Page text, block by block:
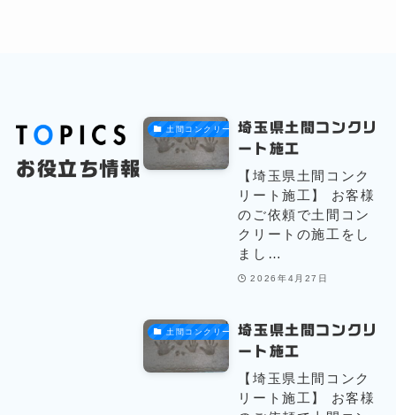
お役立ち情報
土間コンクリート埼玉県土間コンクリ
ート施工
【埼玉県土間コンク
リート施工】 お客様
のご依頼で土間コン
クリートの施工をし
まし…
2026年4月27日
土間コンクリート埼玉県土間コンクリ
ート施工
【埼玉県土間コンク
リート施工】 お客様